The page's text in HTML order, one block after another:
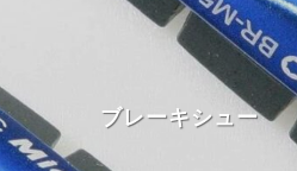
ブレーキシュー